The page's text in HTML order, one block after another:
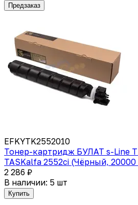
Предзаказ
EFKYTK2552010
Тонер-картридж БУЛАТ s-Line
TASKalfa 2552ci (Чёрный, 20000
2 286 ₽
В наличии: 5 шт
Купить